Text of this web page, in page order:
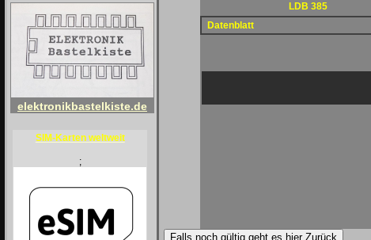
elektronikbastelkiste.de
SIM-Karten weltweit
;
LDB 385
Datenblatt
Falls noch gültig geht es hier Zurück